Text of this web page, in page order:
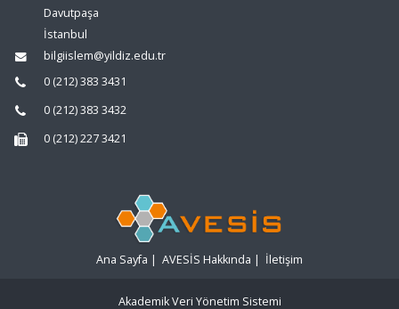
Davutpaşa
İstanbul
bilgiislem@yildiz.edu.tr
0 (212) 383 3431
0 (212) 383 3432
0 (212) 227 3421
Ana Sayfa | AVESİS Hakkında | İletişim
Akademik Veri Yönetim Sistemi